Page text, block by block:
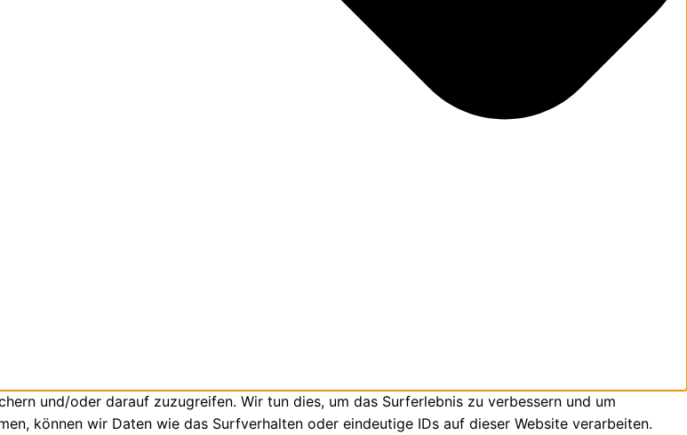
und/oder darauf zuzugreifen. Wir tun dies, um das Surferlebnis zu verbessern und um
können wir Daten wie das Surfverhalten oder eindeutige IDs auf dieser Website verarbeiten.